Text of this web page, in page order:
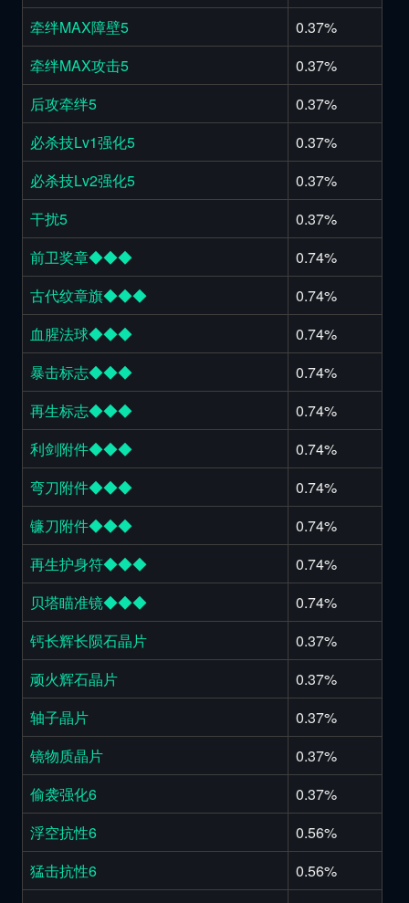
牵绊MAX障壁5
0.37%
牵绊MAX攻击5
0.37%
后攻牵绊5
0.37%
必杀技Lv1强化5
0.37%
必杀技Lv2强化5
0.37%
干扰5
0.37%
前卫奖章◆◆◆
0.74%
古代纹章旗◆◆◆
0.74%
血腥法球◆◆◆
0.74%
暴击标志◆◆◆
0.74%
再生标志◆◆◆
0.74%
利剑附件◆◆◆
0.74%
弯刀附件◆◆◆
0.74%
镰刀附件◆◆◆
0.74%
再生护身符◆◆◆
0.74%
贝塔瞄准镜◆◆◆
0.74%
钙长辉长陨石晶片
0.37%
顽火辉石晶片
0.37%
轴子晶片
0.37%
镜物质晶片
0.37%
偷袭强化6
0.37%
浮空抗性6
0.56%
猛击抗性6
0.56%